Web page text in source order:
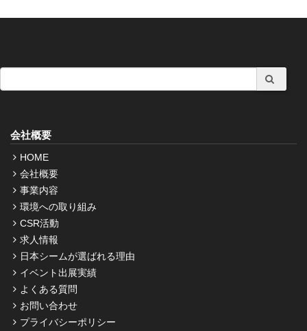
会社概要
HOME
会社概要
事業内容
環境への取り組み
CSR活動
求人情報
日本シームが選ばれる理由
イベント出展実績
よくある質問
お問い合わせ
プライバシーポリシー